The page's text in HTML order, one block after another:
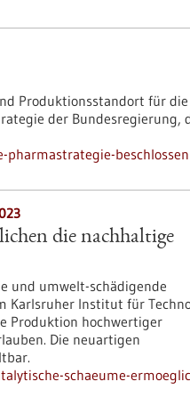
Produktionsstandort für die
der Bundesregierung,
beschlossen
die nachhaltige
und umwelt-schädigende
Karlsruher Institut für
Produktion hochwertiger
Die neuartigen
schaeume-